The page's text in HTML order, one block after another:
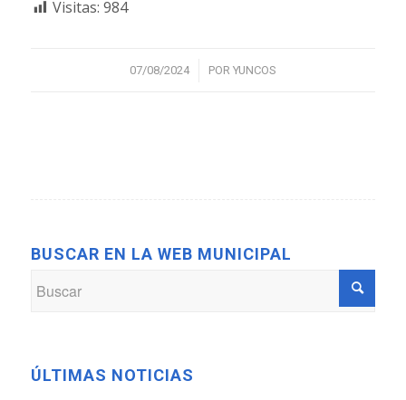
Visitas: 984
07/08/2024
/ POR YUNCOS
BUSCAR EN LA WEB MUNICIPAL
ÚLTIMAS NOTICIAS